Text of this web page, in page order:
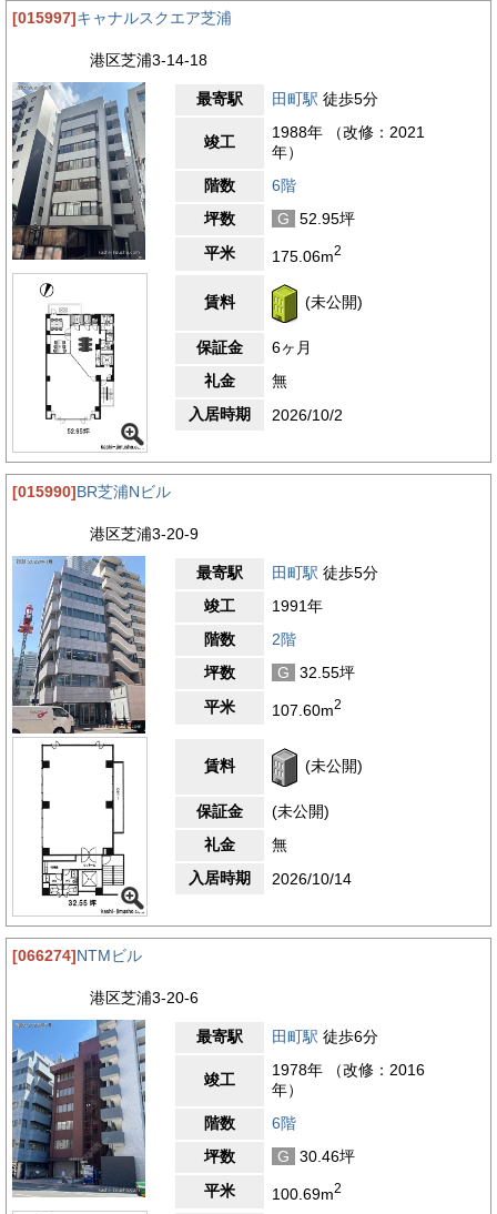
[015997]キャナルスクエア芝浦
港区芝浦3-14-18
最寄駅 田町駅 徒歩5分
竣工
1988年 （改修：2021
年）
階数
6階
坪数
G
52.95坪
平米
175.06m2
賃料 (未公開)
保証金
6ヶ月
礼金
無
入居時期
2026/10/2
[015990]BR芝浦Nビル
港区芝浦3-20-9
最寄駅 田町駅 徒歩5分
竣工
1991年
階数
2階
坪数
G
32.55坪
平米
107.60m2
賃料 (未公開)
保証金
(未公開)
礼金
無
入居時期
2026/10/14
[066274]NTMビル
港区芝浦3-20-6
最寄駅 田町駅 徒歩6分
竣工
1978年 （改修：2016
年）
階数
6階
坪数
G
30.46坪
平米
100.69m2